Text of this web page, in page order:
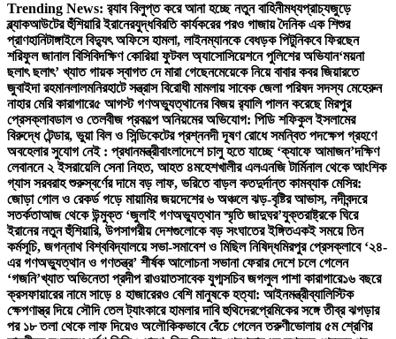
Trending News: র‍্যাব বিলুপ্ত করে আনা হচ্ছে নতুন বাহিনীমধ্যপ্রাচ্যজুড়ে
ব্ল্যাকআউটের হুঁশিয়ারি ইরানেরযুদ্ধবিরতি কার্যকরের পরও গাজায় দৈনিক এক শিশুর
প্রাণহানিটাঙ্গাইলে বিদ্যুৎ অফিসে হামলা, লাইনম্যানকে বেধড়ক পিটুনিকবে ফিরছেন
শরিফুল জানাল বিসিবিদক্ষিণ কোরিয়া ফুটবল অ্যাসোসিয়েশনে পুলিশের অভিযান‘ময়না
ছলাৎ ছলাৎ’ খ্যাত গায়ক স্বাগত দে মারা গেছেনমেয়েকে নিয়ে বাবার কবর জিয়ারতে
জুবাইদা রহমানলালমনিরহাটে সন্ত্রাস বিরোধী মামলায় সাবেক জেলা পরিষদ সদস্য মেহেরুন
নাহার মেরি কারাগারে৫ আগস্ট গণঅভ্যুত্থানের বিজয় র‍্যালি পালন করেছে মিরপুর
প্রেসক্লাবডাল ও তেলবীজ প্রকল্পে অনিয়মের অভিযোগ: পিডি শফিকুল ইসলামের
বিরুদ্ধে টেন্ডার, ভুয়া বিল ও সিন্ডিকেটের প্রশ্ননদী দূষণ রোধে সমন্বিত পদক্ষেপ গ্রহণে
অবহেলার সুযোগ নেই : প্রধানমন্ত্রীবাংলাদেশে চালু হতে যাচ্ছে ‘ক্যাফে আমাজন’দক্ষিণ
লেবাননে ২ ইসরায়েলি সেনা নিহত, আহত ৪মহেশখালীর এলএনজি টার্মিনাল থেকে আংশিক
গ্যাস সরবরাহ শুরুস্বর্ণের দামে বড় লাফ, ভরিতে বাড়ল কতদুর্দান্ত কামব্যাক মেসির:
জোড়া গোল ও রেকর্ড গড়ে মায়ামির জয়দেশের ৬ অঞ্চলে ঝড়-বৃষ্টির আভাস, নদীবন্দরে
সতর্কতাআজ থেকে উন্মুক্ত ‘জুলাই গণঅভ্যুত্থান স্মৃতি জাদুঘর’যুক্তরাষ্ট্রকে ঘিরে
ইরানের নতুন হুঁশিয়ারি, উপসাগরীয় দেশগুলোকে বড় সংঘাতের ইঙ্গিতএকই সময়ে তিন
কর্মসূচি, জগন্নাথ বিশ্ববিদ্যালয়ে সভা-সমাবেশ ও মিছিল নিষিদ্ধমিরপুর প্রেসক্লাবে ‘২৪-
এর গণঅভ্যুত্থান ও গণতন্ত্র’ শীর্ষক আলোচনা সভানা ফেরার দেশে চলে গেলেন
‘গজনি’খ্যাত অভিনেতা প্রদীপ রাওয়াতসাবেক যুগ্মসচিব জগলুল পাশা কারাগারে১৬ বছরে
ক্রসফায়ারের নামে সাড়ে ৪ হাজারেরও বেশি মানুষকে হত্যা: আইনমন্ত্রীব্যালিস্টিক
ক্ষেপণাস্ত্র দিয়ে সৌদি তেল ট্যাংকারে হামলার দাবি হুথিদেরপ্রেমিকের সঙ্গে তীব্র ঝগড়ার
পর ১৮ তলা থেকে লাফ দিয়েও অলৌকিকভাবে বেঁচে গেলেন তরুণীভোলায় ৫ম শ্রেণির